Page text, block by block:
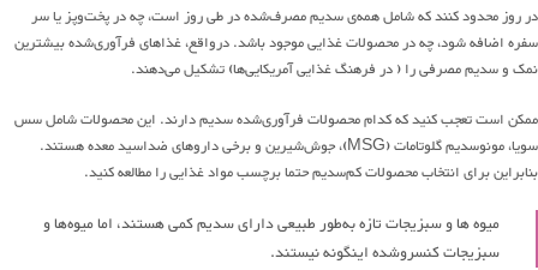
در روز محدود کنند که شامل همه‌ی سدیم مصرف‌شده در طی روز است، چه در پخت‌وپز یا سر
سفره اضافه شود، چه در محصولات غذایی موجود باشد. درواقع، غذاهای فرآوری‌شده بیشترین
نمک و سدیم مصرفی را ( در فرهنگ غذایی آمریکایی‌ها) تشکیل می‌دهند.
ممکن است تعجب کنید که کدام محصولات فرآوری‌شده سدیم دارند. این محصولات شامل سس
سویا، مونوسدیم گلوتامات (MSG)، جوش‌شیرین و برخی داروهای ضداسید معده هستند.
بنابراین برای انتخاب محصولات کم‌سدیم حتما برچسب مواد غذایی را مطالعه کنید.
میوه ها و سبزیجات تازه به‌طور طبیعی دارای سدیم کمی هستند، اما میوه‌ها و
سبزیجات کنسروشده اینگونه نیستند.